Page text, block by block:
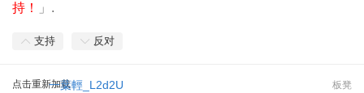
持！
」.
支持 反对
点击重新加载 板凳
一葉輕_L2d2U